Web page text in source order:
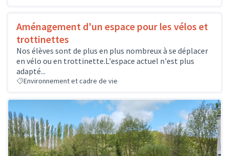
Aménagement d'un espace pour les vélos et
trottinettes
Nos élèves sont de plus en plus nombreux à se déplacer
en vélo ou en trottinette.L'espace actuel n'est plus
adapté...
Environnement et cadre de vie